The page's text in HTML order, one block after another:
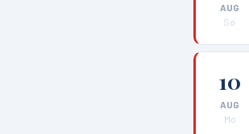
AUG
So
10
AUG
Mo